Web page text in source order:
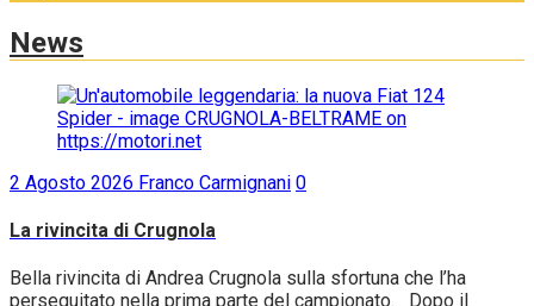
News
2 Agosto 2026 Franco Carmignani 0
La rivincita di Crugnola
Bella rivincita di Andrea Crugnola sulla sfortuna che l’ha
perseguitato nella prima parte del campionato. Dopo il